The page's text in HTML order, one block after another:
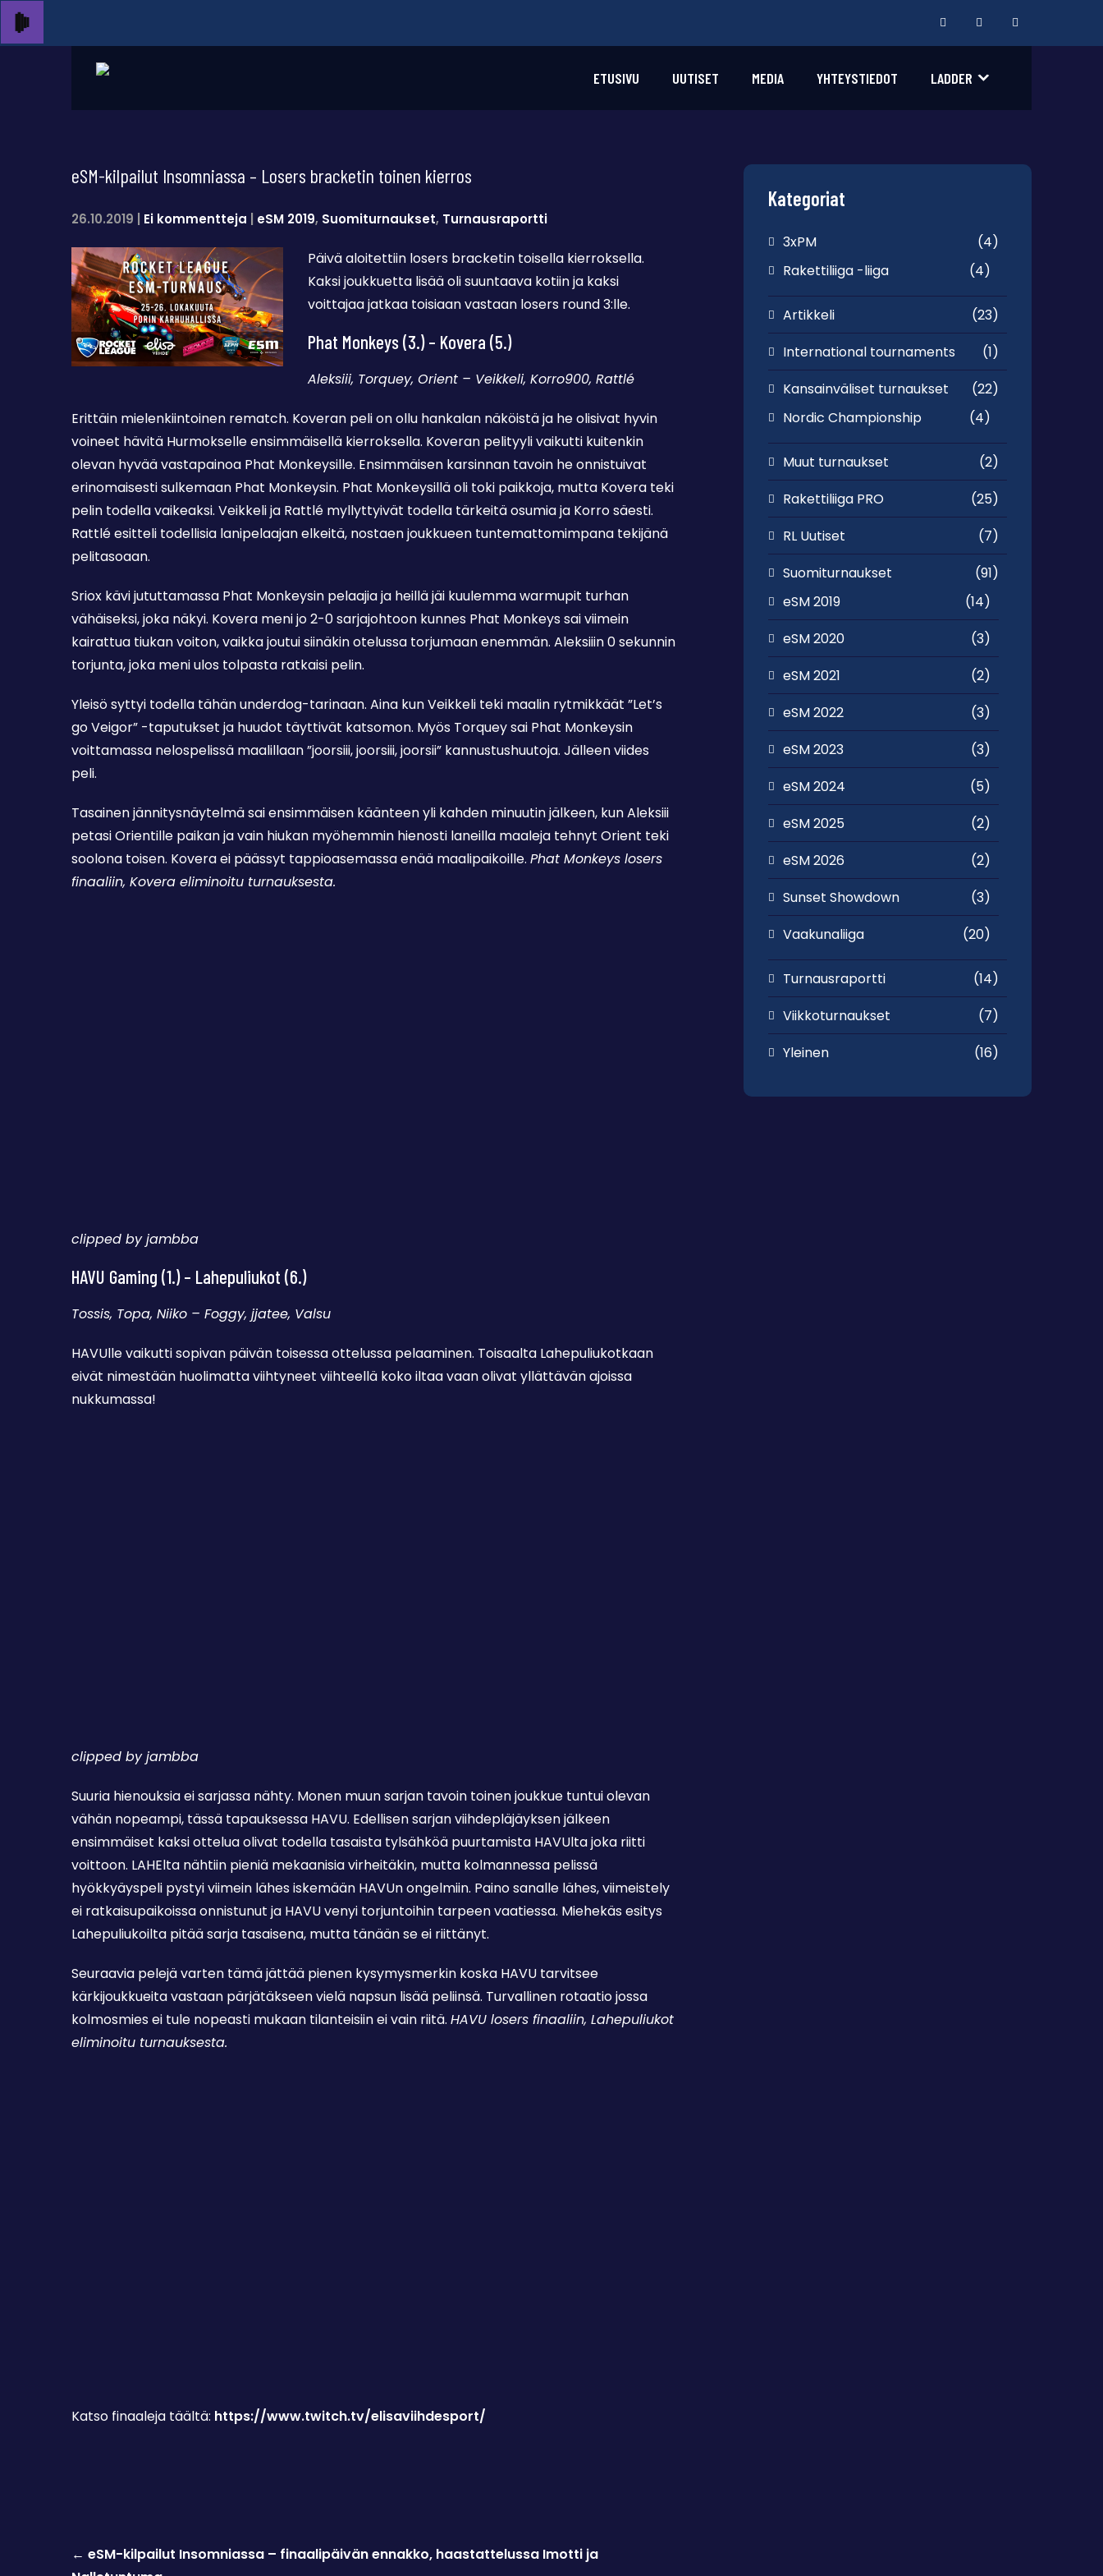
ETUSIVU UUTISET MEDIA YHTEYSTIEDOT LADDER
eSM-kilpailut Insomniassa – Losers bracketin toinen kierros
26.10.2019 Ei kommentteja eSM 2019, Suomiturnaukset, Turnausraportti
Päivä aloitettiin losers bracketin toisella kierroksella.
Kaksi joukkuetta lisää oli suuntaava kotiin ja kaksi
voittajaa jatkaa toisiaan vastaan losers round 3:lle.
Phat Monkeys (3.) – Kovera (5.)
Aleksiii, Torquey, Orient – Veikkeli, Korro900, Rattlé
Erittäin mielenkiintoinen rematch. Koveran peli on ollu hankalan näköistä ja he olisivat hyvin
voineet hävitä Hurmokselle ensimmäisellä kierroksella. Koveran pelityyli vaikutti kuitenkin
olevan hyvää vastapainoa Phat Monkeysille. Ensimmäisen karsinnan tavoin he onnistuivat
erinomaisesti sulkemaan Phat Monkeysin. Phat Monkeysillä oli toki paikkoja, mutta Kovera teki
pelin todella vaikeaksi. Veikkeli ja Rattlé myllyttyivät todella tärkeitä osumia ja Korro säesti.
Rattlé esitteli todellisia lanipelaajan elkeitä, nostaen joukkueen tuntemattomimpana tekijänä
pelitasoaan.
Sriox kävi jututtamassa Phat Monkeysin pelaajia ja heillä jäi kuulemma warmupit turhan
vähäiseksi, joka näkyi. Kovera meni jo 2-0 sarjajohtoon kunnes Phat Monkeys sai viimein
kairattua tiukan voiton, vaikka joutui siinäkin otelussa torjumaan enemmän. Aleksiiin 0 sekunnin
torjunta, joka meni ulos tolpasta ratkaisi pelin.
Yleisö syttyi todella tähän underdog-tarinaan. Aina kun Veikkeli teki maalin rytmikkäät ”Let’s
go Veigor” -taputukset ja huudot täyttivät katsomon. Myös Torquey sai Phat Monkeysin
voittamassa nelospelissä maalillaan ”joorsiii, joorsiii, joorsii” kannustushuutoja. Jälleen viides
peli.
Tasainen jännitysnäytelmä sai ensimmäisen käänteen yli kahden minuutin jälkeen, kun Aleksiii
petasi Orientille paikan ja vain hiukan myöhemmin hienosti laneilla maaleja tehnyt Orient teki
soolona toisen. Kovera ei päässyt tappioasemassa enää maalipaikoille. Phat Monkeys losers
finaaliin, Kovera eliminoitu turnauksesta.
clipped by jambba
HAVU Gaming (1.) – Lahepuliukot (6.)
Tossis, Topa, Niiko – Foggy, jjatee, Valsu
HAVUlle vaikutti sopivan päivän toisessa ottelussa pelaaminen. Toisaalta Lahepuliukotkaan
eivät nimestään huolimatta viihtyneet viihteellä koko iltaa vaan olivat yllättävän ajoissa
nukkumassa!
clipped by jambba
Suuria hienouksia ei sarjassa nähty. Monen muun sarjan tavoin toinen joukkue tuntui olevan
vähän nopeampi, tässä tapauksessa HAVU. Edellisen sarjan viihdepläjäyksen jälkeen
ensimmäiset kaksi ottelua olivat todella tasaista tylsähköä puurtamista HAVUlta joka riitti
voittoon. LAHElta nähtiin pieniä mekaanisia virheitäkin, mutta kolmannessa pelissä
hyökkyäyspeli pystyi viimein lähes iskemään HAVUn ongelmiin. Paino sanalle lähes, viimeistely
ei ratkaisupaikoissa onnistunut ja HAVU venyi torjuntoihin tarpeen vaatiessa. Miehekäs esitys
Lahepuliukoilta pitää sarja tasaisena, mutta tänään se ei riittänyt.
Seuraavia pelejä varten tämä jättää pienen kysymysmerkin koska HAVU tarvitsee
kärkijoukkueita vastaan pärjätäkseen vielä napsun lisää peliinsä. Turvallinen rotaatio jossa
kolmosmies ei tule nopeasti mukaan tilanteisiin ei vain riitä. HAVU losers finaaliin, Lahepuliukot
eliminoitu turnauksesta.
Katso finaaleja täältä: https://www.twitch.tv/elisaviihdesport/
navigation
← eSM-kilpailut Insomniassa – finaalipäivän ennakko, haastattelussa Imotti ja
Kategoriat
3xPM
(4)
Rakettiliiga -liiga
(4)
Artikkeli
(23)
International tournaments
(1)
Kansainväliset turnaukset
(22)
Nordic Championship
(4)
Muut turnaukset
(2)
Rakettiliiga PRO
(25)
RL Uutiset
(7)
Suomiturnaukset
(91)
eSM 2019
(14)
eSM 2020
(3)
eSM 2021
(2)
eSM 2022
(3)
eSM 2023
(3)
eSM 2024
(5)
eSM 2025
(2)
eSM 2026
(2)
Sunset Showdown
(3)
Vaakunaliiga
(20)
Turnausraportti
(14)
Viikkoturnaukset
(7)
Yleinen
(16)